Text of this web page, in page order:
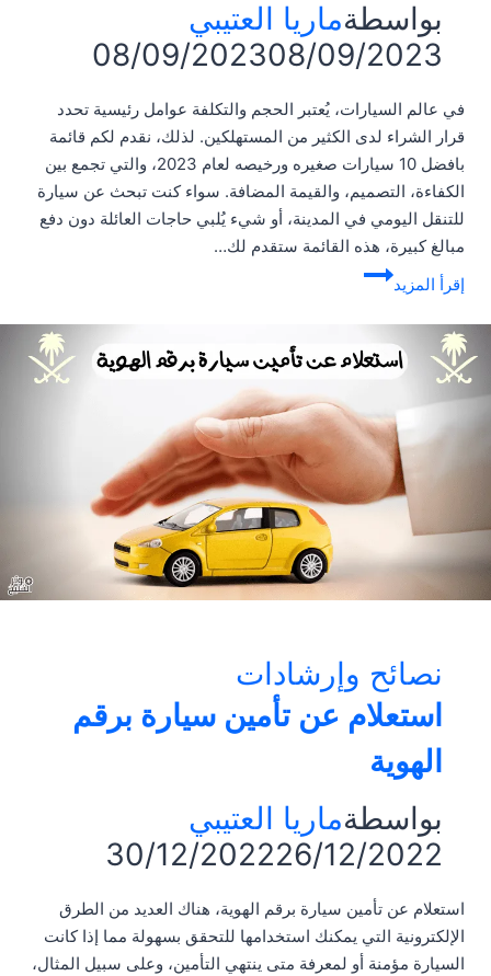
بواسطةماريا العتيبي
08/09/202308/09/2023
في عالم السيارات، يُعتبر الحجم والتكلفة عوامل رئيسية تحدد
قرار الشراء لدى الكثير من المستهلكين. لذلك، نقدم لكم قائمة
بافضل 10 سيارات صغيره ورخيصه لعام 2023، والتي تجمع بين
الكفاءة، التصميم، والقيمة المضافة. سواء كنت تبحث عن سيارة
للتنقل اليومي في المدينة، أو شيء يُلبي حاجات العائلة دون دفع
مبالغ كبيرة، هذه القائمة ستقدم لك…
إقرأ المزيد
افضل
سيارات
صغيره
المواصفات
والأسعار
نصائح وإرشادات
استعلام عن تأمين سيارة برقم
الهوية
بواسطةماريا العتيبي
30/12/202226/12/2022
استعلام عن تأمين سيارة برقم الهوية، هناك العديد من الطرق
الإلكترونية التي يمكنك استخدامها للتحقق بسهولة مما إذا كانت
السيارة مؤمنة أو لمعرفة متى ينتهي التأمين، وعلى سبيل المثال،